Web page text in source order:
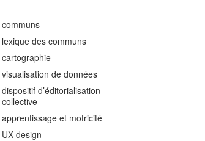
communs
lexique des communs
cartographie
visualisation de données
dispositif d’éditorialisation
collective
apprentissage et motricité
UX design